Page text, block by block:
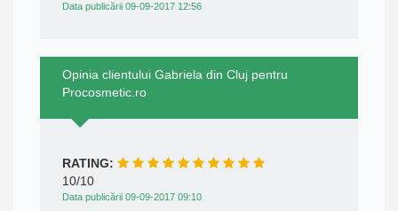
Data publicării 09-09-2017 12:56
Opinia clientului Gabriela din Cluj pentru
Procosmetic.ro
RATING:
10/10
Data publicării 09-09-2017 09:10